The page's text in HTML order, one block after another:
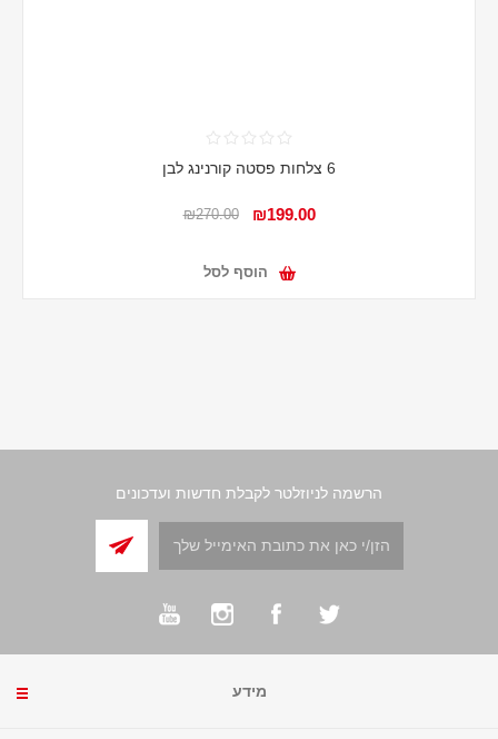
6 צלחות פסטה קורנינג לבן
₪199.00
₪270.00
הוסף לסל
הרשמה לניוזלטר לקבלת חדשות ועדכונים
מידע